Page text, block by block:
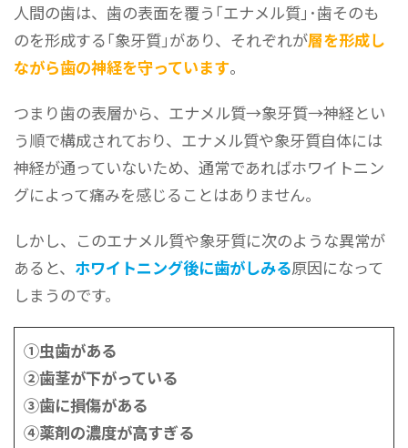
人間の歯は、歯の表面を覆う｢エナメル質｣･歯そのも
のを形成する｢象牙質｣があり、それぞれが層を形成し
ながら歯の神経を守っています。
つまり歯の表層から、エナメル質→象牙質→神経とい
う順で構成されており、エナメル質や象牙質自体には
神経が通っていないため、通常であればホワイトニン
グによって痛みを感じることはありません。
しかし、このエナメル質や象牙質に次のような異常が
あると、 ホワイトニング後に歯がしみる原因になって
しまうのです。
①虫歯がある
②歯茎が下がっている
③歯に損傷がある
④薬剤の濃度が高すぎる